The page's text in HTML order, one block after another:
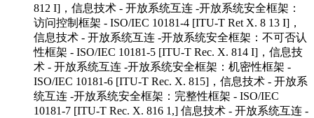
812 I]，信息技术 - 开放系统互连 -开放系统安全框架：
访问控制框架 - ISO/IEC 10181-4 [ITU-T Ret X. 8 13 I]，
信息技术 - 开放系统互连 -开放系统安全框架：不可否认
性框架 - ISO/IEC 10181-5 [ITU-T Rec. X. 814 I]，信息技
术 - 开放系统互连 -开放系统安全框架：机密性框架 -
ISO/IEC 10181-6 [ITU-T Rec. X. 815]，信息技术 - 开放系
统互连 -开放系统安全框架：完整性框架 - ISO/IEC
10181-7 [ITU-T Rec. X. 816 1,] 信息技术 - 开放系统互连 -